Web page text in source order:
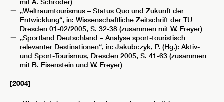
mit A. Schröder)
„Weltraumtourismus – Status Quo und Zukunft der
Entwicklung“, in: Wissenschaftliche Zeitschrift der TU
Dresden 01-02/2005, S. 32-38 (zusammen mit W. Freyer)
„Sportland Deutschland – Analyse sport-touristisch
relevanter Destinationen“, in: Jakubczyk, P. (Hg.): Aktiv-
und Sport-Tourismus, Dresden 2005, S. 41-63 (zusammen
mit B. Eisenstein und W. Freyer)
[2004]